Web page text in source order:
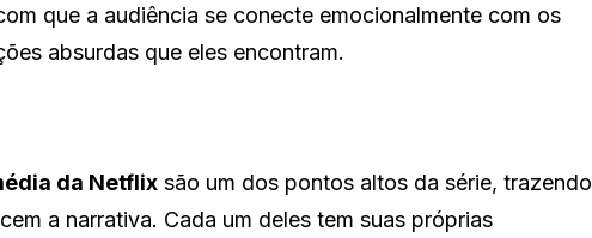
que a audiência se conecte emocionalmente com os
absurdas que eles encontram.
da Netflix são um dos pontos altos da série, trazendo
a narrativa. Cada um deles tem suas próprias